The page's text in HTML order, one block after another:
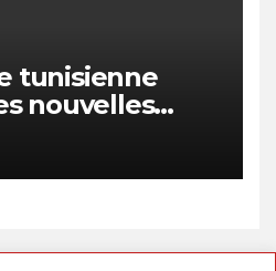
tunisienne
nouvelles
de